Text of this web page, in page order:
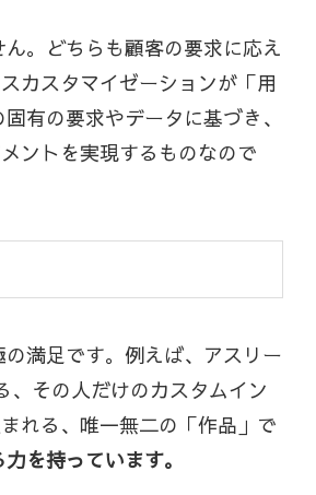
。どちらも顧客の要求に応え
カスタマイゼーションが「用
有の要求やデータに基づき、
ントを実現するものなので
満足です。例えば、アスリー
、その人だけのカスタムイン
れる、唯一無二の「作品」で
を持っています。